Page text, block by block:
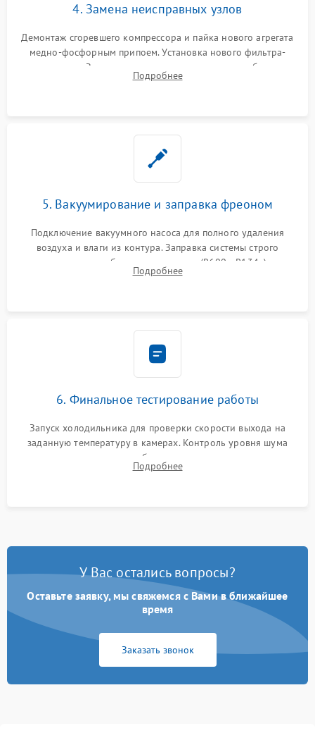
4. Замена неисправных узлов
Демонтаж сгоревшего компрессора и пайка нового агрегата
медно-фосфорным припоем. Установка нового фильтра-
осушителя. Замена изношенных вентиляторов обдува,
сломанных заслонок или поврежденных дверных петель.
Подробнее
5. Вакуумирование и заправка фреоном
Подключение вакуумного насоса для полного удаления
воздуха и влаги из контура. Заправка системы строго
дозированным объемом хладагента (R600a, R134a) по
электронным весам. Контроль рабочего давления в системе.
Подробнее
6. Финальное тестирование работы
Запуск холодильника для проверки скорости выхода на
заданную температуру в камерах. Контроль уровня шума
компрессора, отсутствия обмерзания стенок и корректного
срабатывания системы автоматической оттайки.
Подробнее
У Вас остались вопросы?
Оставьте заявку, мы свяжемся с Вами в ближайшее
время
Заказать звонок